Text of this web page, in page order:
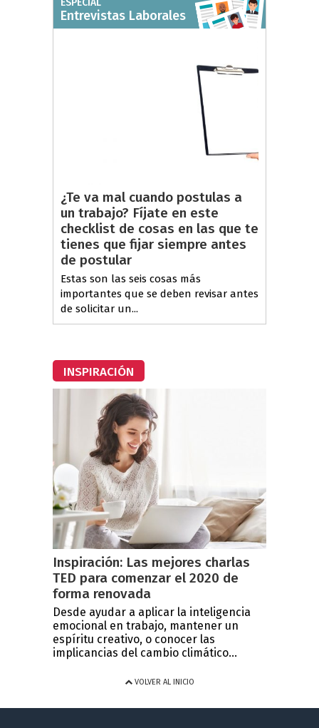
ESPECIAL
Entrevistas Laborales
¿Te va mal cuando postulas a
un trabajo? Fíjate en este
checklist de cosas en las que te
tienes que fijar siempre antes
de postular
Estas son las seis cosas más
importantes que se deben revisar antes
de solicitar un...
INSPIRACIÓN
Inspiración: Las mejores charlas
TED para comenzar el 2020 de
forma renovada
Desde ayudar a aplicar la inteligencia
emocional en trabajo, mantener un
espíritu creativo, o conocer las
implicancias del cambio climático...
VOLVER AL INICIO